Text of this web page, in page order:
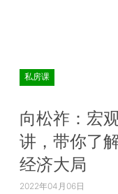
私房课
向松祚：宏
讲，带你了
经济大局
2022年04月06日